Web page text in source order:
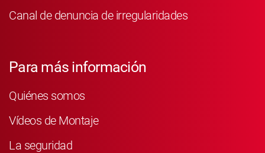
Canal de denuncia de irregularidades
Para más información
Quiénes somos
Vídeos de Montaje
La seguridad